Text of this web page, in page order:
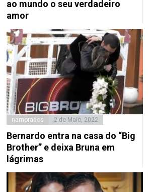
ao mundo o seu verdadeiro
amor
namorados 2 de Maio, 2022
Bernardo entra na casa do “Big
Brother” e deixa Bruna em
lágrimas